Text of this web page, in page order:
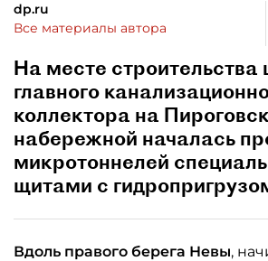
dp.ru
Все материалы автора
На месте строительства
главного
коллектора на
набережной началась
микротоннелей
щитами с
Вдоль правого берега Невы,